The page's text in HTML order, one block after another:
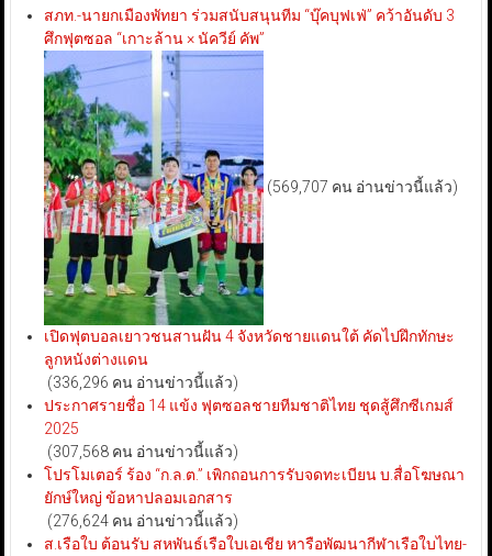
สภท.-นายกเมืองพัทยา ร่วมสนับสนุนทีม “บุ๊คบุฟเฟ่” คว้าอันดับ 3
ศึกฟุตซอล “เกาะล้าน × นัควีย์ คัพ”
(569,707 คน อ่านข่าวนี้แล้ว)
เปิดฟุตบอลเยาวชนสานฝัน 4 จังหวัดชายแดนใต้ คัดไปฝึกทักษะ
ลูกหนังต่างแดน
(336,296 คน อ่านข่าวนี้แล้ว)
ประกาศรายชื่อ 14 แข้ง ฟุตซอลชายทีมชาติไทย ชุดสู้ศึกซีเกมส์
2025
(307,568 คน อ่านข่าวนี้แล้ว)
โปรโมเตอร์ ร้อง “ก.ล.ต.” เพิกถอนการรับจดทะเบียน บ.สื่อโฆษณา
ยักษ์ใหญ่ ข้อหาปลอมเอกสาร
(276,624 คน อ่านข่าวนี้แล้ว)
ส.เรือใบ ต้อนรับ สหพันธ์เรือใบเอเชีย หารือพัฒนากีฬาเรือใบไทย-